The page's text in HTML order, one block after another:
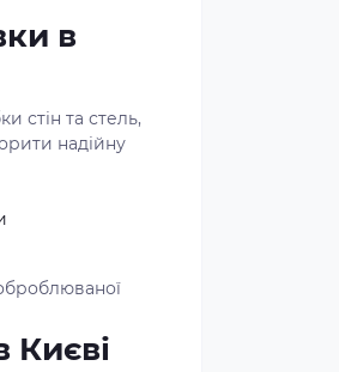
в
стін та стель,
надійну
Києві